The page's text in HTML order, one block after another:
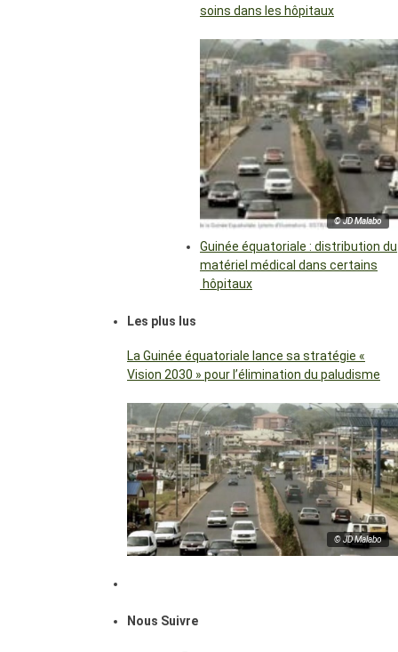
soins dans les hôpitaux
© JD Malabo
Guinée équatoriale : distribution du
matériel médical dans certains
hôpitaux
Les plus lus
La Guinée équatoriale lance sa stratégie «
Vision 2030 » pour l’élimination du paludisme
© JD Malabo
Nous Suivre